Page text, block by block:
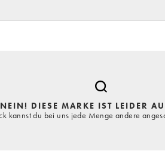
DIESE MARKE IST LEIDER
kannst du bei uns jede Menge andere